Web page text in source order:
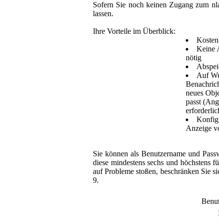
Sofern Sie noch keinen Zugang zum
lassen.
Ihre Vorteile im Überblick:
Keine
nötig
Auf
neues
passt
Anzeige
Sie können als Benutzername und
diese mindestens sechs und
auf Probleme stoßen, beschränken Sie
9.